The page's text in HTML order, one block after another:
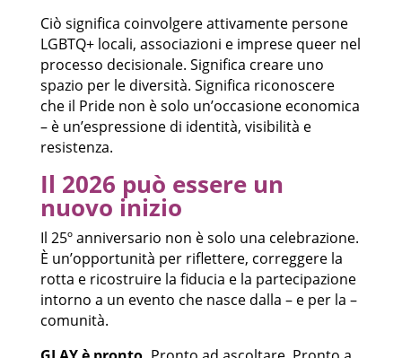
Ciò significa coinvolgere attivamente persone
LGBTQ+ locali, associazioni e imprese queer nel
processo decisionale. Significa creare uno
spazio per le diversità. Significa riconoscere
che il Pride non è solo un’occasione economica
– è un’espressione di identità, visibilità e
resistenza.
Il 2026 può essere un
nuovo inizio
Il 25º anniversario non è solo una celebrazione.
È un’opportunità per riflettere, correggere la
rotta e ricostruire la fiducia e la partecipazione
intorno a un evento che nasce dalla – e per la –
comunità.